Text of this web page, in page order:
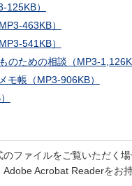
125KB）
463KB）
541KB）
のための相談（MP3-
モ帳（MP3-906KB）
のファイルをご覧いただく
Adobe Acrobat Readerをお